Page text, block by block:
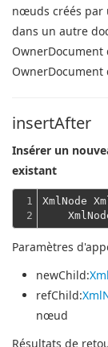
nœuds créés par
dans un autre
insertAfter
Insérer un
existant
1
2
XmlNode
Paramètres
newChild:
refChild:
nœud
Résultats de